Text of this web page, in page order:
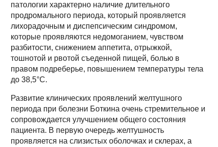
патологии характерно наличие длительного
продромального периода, который проявляется
лихорадочным и диспепсическим синдромом,
которые проявляются недомоганием, чувством
разбитости, снижением аппетита, отрыжкой,
тошнотой и рвотой съеденной пищей, болью в
правом подреберье, повышением температуры тела
до 38,5°С.
Развитие клинических проявлений желтушного
периода при болезни Боткина очень стремительное и
сопровождается улучшением общего состояния
пациента. В первую очередь желтушность
проявляется на слизистых оболочках и склерах, а